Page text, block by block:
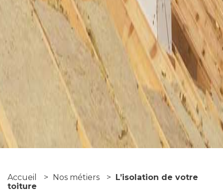
Accueil > Nos métiers > L’isolation de votre
toiture